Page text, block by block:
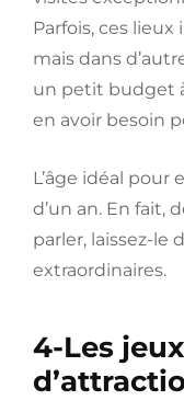
Parfois, ces
mais dans
un petit budget
en avoir besoin
L’âge idéal pour
d’un an. En fait,
parler, laissez-le
extraordinaires.
4-Les